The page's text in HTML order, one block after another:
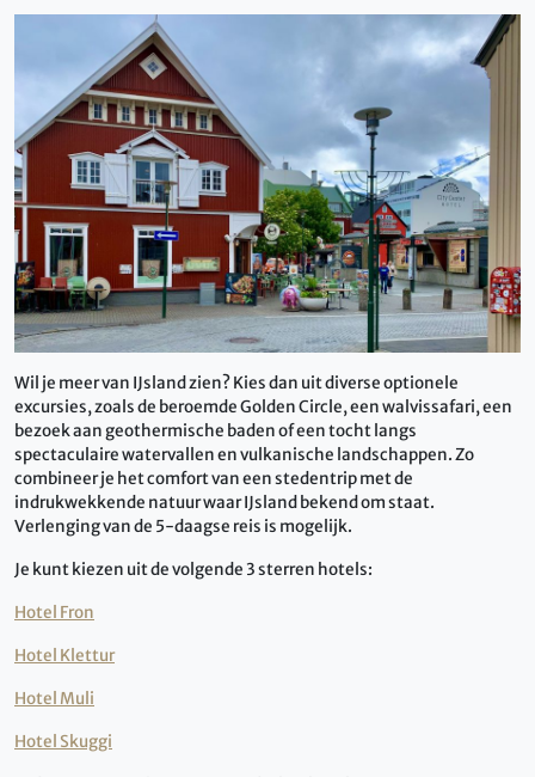
Wil je meer van IJsland zien? Kies dan uit diverse optionele
excursies, zoals de beroemde Golden Circle, een walvissafari, een
bezoek aan geothermische baden of een tocht langs
spectaculaire watervallen en vulkanische landschappen. Zo
combineer je het comfort van een stedentrip met de
indrukwekkende natuur waar IJsland bekend om staat.
Verlenging van de 5-daagse reis is mogelijk.
Je kunt kiezen uit de volgende 3 sterren hotels:
Hotel Fron
Hotel Klettur
Hotel Muli
Hotel Skuggi